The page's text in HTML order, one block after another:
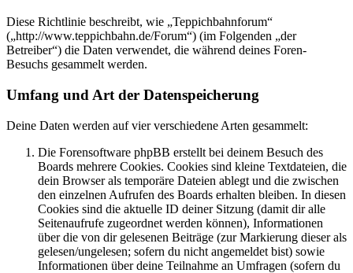
Diese Richtlinie beschreibt, wie „Teppichbahnforum“
(„http://www.teppichbahn.de/Forum“) (im Folgenden „der
Betreiber“) die Daten verwendet, die während deines Foren-
Besuchs gesammelt werden.
Umfang und Art der Datenspeicherung
Deine Daten werden auf vier verschiedene Arten gesammelt:
Die Forensoftware phpBB erstellt bei deinem Besuch des
Boards mehrere Cookies. Cookies sind kleine Textdateien, die
dein Browser als temporäre Dateien ablegt und die zwischen
den einzelnen Aufrufen des Boards erhalten bleiben. In diesen
Cookies sind die aktuelle ID deiner Sitzung (damit dir alle
Seitenaufrufe zugeordnet werden können), Informationen
über die von dir gelesenen Beiträge (zur Markierung dieser als
gelesen/ungelesen; sofern du nicht angemeldet bist) sowie
Informationen über deine Teilnahme an Umfragen (sofern du